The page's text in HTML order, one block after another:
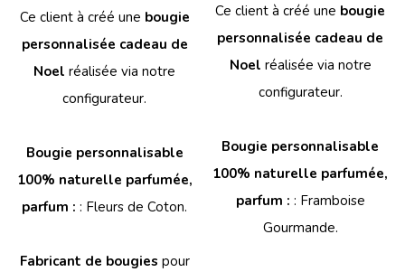
Ce client à créé une bougie
personnalisée cadeau de
Noelréalisée via notre
configurateur.
Bougie personnalisable
100% naturelle parfumée,
parfum :: Fleurs de Coton.
Fabricant de bougies pour
Ce client à créé une bougie
personnalisée cadeau de
Noel réalisée via notre
configurateur.
Bougie personnalisable
100% naturelle parfumée,
parfum : : Framboise
Gourmande.